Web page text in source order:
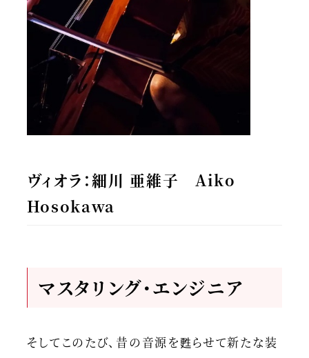
ヴィオラ：細川 亜維子 Aiko
Hosokawa
マスタリング・エンジニア
そしてこのたび、昔の音源を甦らせて新たな装